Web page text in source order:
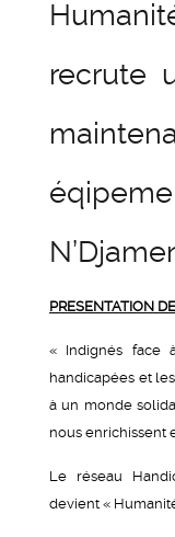
recrute
PRESENTATION
« Indignés face
handicapées et
à un monde
nous enrichissent
Le réseau
devient «